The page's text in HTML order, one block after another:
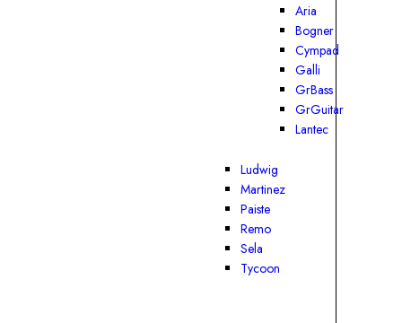
Aria
Bogner
Cympad
Galli
GrBass
GrGuitar
Lantec
Ludwig
Martinez
Paiste
Remo
Sela
Tycoon